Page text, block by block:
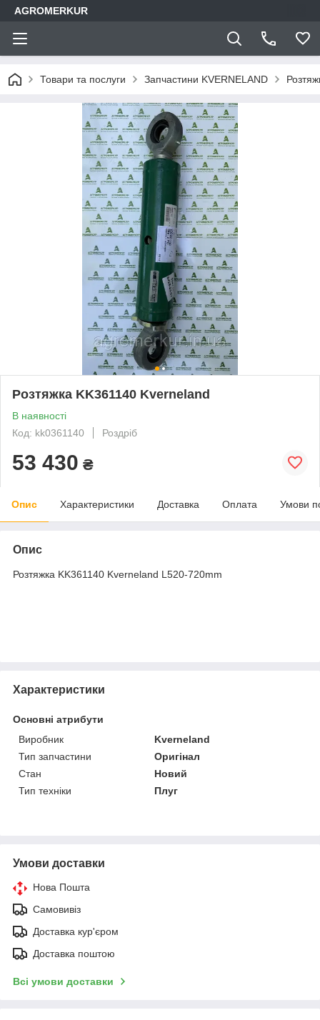
AGROMERKUR
Товари та послуги Запчастини KVERNELAND
Розтяжка KK361140 Kverneland
В наявності
Код: kk0361140
Роздріб
53 430 ₴
Опис Характеристики Доставка Оплата Умови
Опис
Розтяжка KK361140 Kverneland L520-720mm
Характеристики
Основні атрибути
Виробник
Kverneland
Тип запчастини
Оригінал
Стан
Новий
Тип техніки
Плуг
Умови доставки
Нова Пошта
Самовивіз
Доставка кур'єром
Доставка поштою
Всі умови доставки